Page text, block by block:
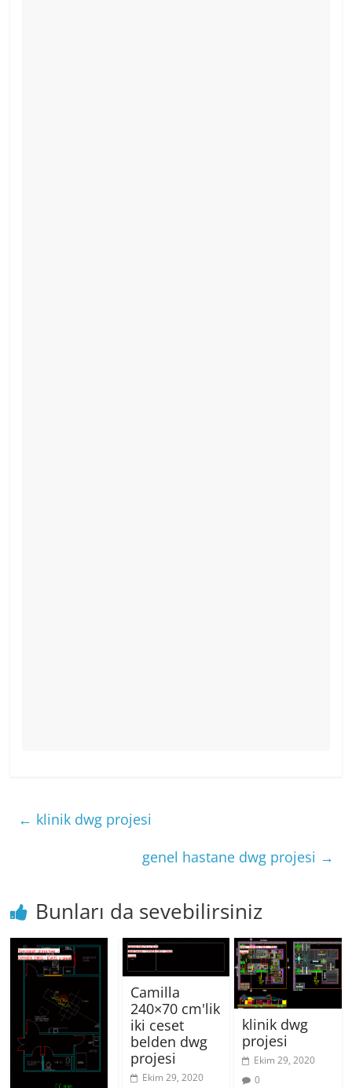
← klinik dwg projesi
genel hastane dwg projesi →
Bunları da sevebilirsiniz
Camilla
240×70 cm'lik
iki ceset
belden dwg
projesi
Ekim 29, 2020
klinik dwg
projesi
Ekim 29, 2020
0